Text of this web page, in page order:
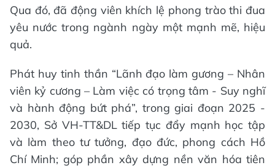
Qua đó, đã động viên khích lệ phong trào thi đua
yêu nước trong ngành ngày một mạnh mẽ, hiệu
quả.
Phát huy tinh thần “Lãnh đạo làm gương – Nhân
viên kỷ cương – Làm việc có trọng tâm - Suy nghĩ
và hành động bứt phá”, trong giai đoạn 2025 -
2030, Sở VH-TT&DL tiếp tục đẩy mạnh học tập
và làm theo tư tưởng, đạo đức, phong cách Hồ
Chí Minh; góp phần xây dựng nền văn hóa tiên